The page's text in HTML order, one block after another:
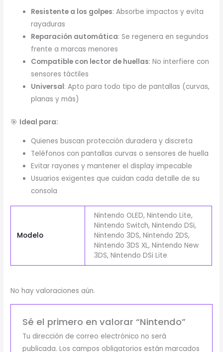
Resistente a los golpes: Absorbe impactos y evita
rayaduras
Reparación automática: Se regenera en segundos
frente a marcas menores
Compatible con lector de huellas: No interfiere con
sensores táctiles
Universal: Apto para todo tipo de pantallas (curvas,
planas y más)
🎯 Ideal para:
Quienes buscan protección duradera y discreta
Teléfonos con pantallas curvas o sensores de huella
Evitar rayones y mantener el display impecable
Usuarios exigentes que cuidan cada detalle de su
consola
Modelo
Nintendo OLED, Nintendo Lite,
Nintendo Switch, Nintendo DSi,
Nintendo 3DS, Nintendo 2DS,
Nintendo 3DS XL, Nintendo New
3DS, Nintendo DSi Lite
No hay valoraciones aún.
Sé el primero en valorar “Nintendo”
Tu dirección de correo electrónico no será
publicada. Los campos obligatorios están marcados